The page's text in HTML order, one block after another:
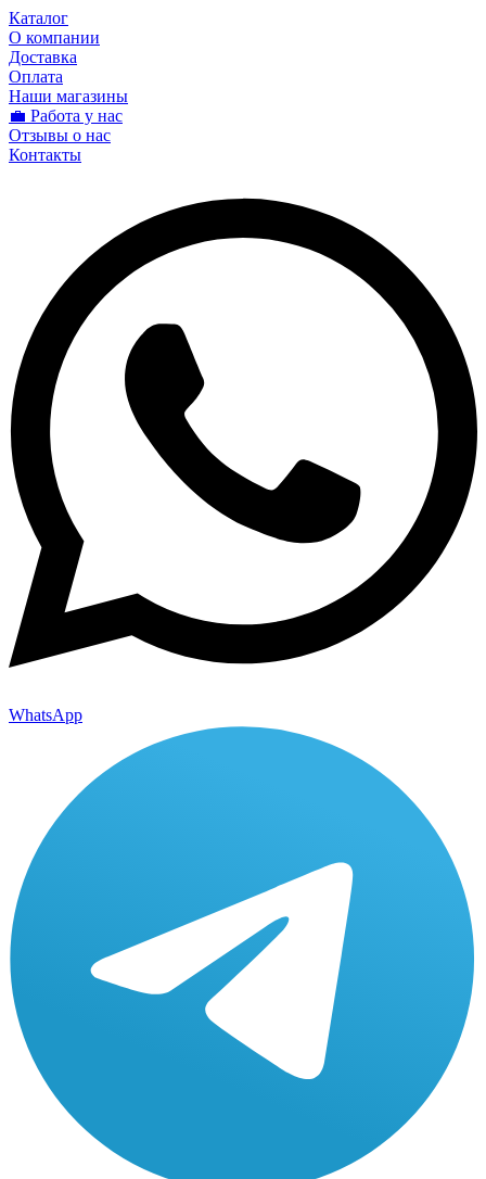
Каталог
О компании
Доставка
Оплата
Наши магазины
💼 Работа у нас
Отзывы о нас
Контакты
WhatsApp